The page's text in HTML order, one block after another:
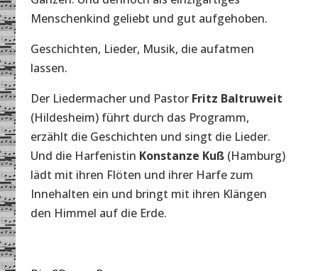
Menschenkind geliebt und gut aufgehoben.
Geschichten, Lieder, Musik, die aufatmen
lassen.
Der Liedermacher und Pastor Fritz Baltruweit
(Hildesheim) führt durch das Programm,
erzählt die Geschichten und singt die Lieder.
Und die Harfenistin Konstanze Kuß(Hamburg)
lädt mit ihren Flöten und ihrer Harfe zum
Innehalten ein und bringt mit ihren Klängen
den Himmel auf die Erde.